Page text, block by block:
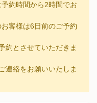
約時間から2時間でお
客様は6日前のご予約
約とさせていただきま
連絡をお願いいたしま